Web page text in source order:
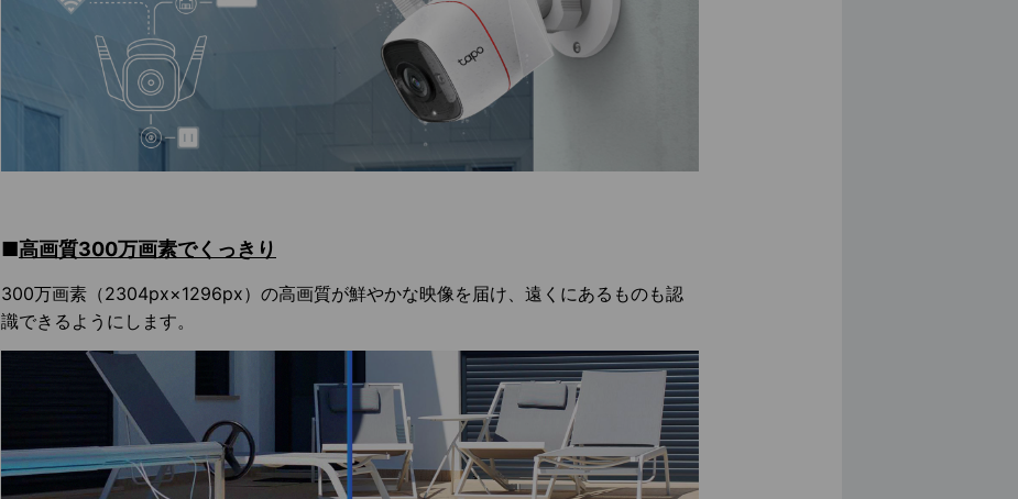
■高画質300万画素でくっきり
300万画素（2304px×1296px）の高画質が鮮やかな映像を届け、遠くにあるものも認
識できるようにします。